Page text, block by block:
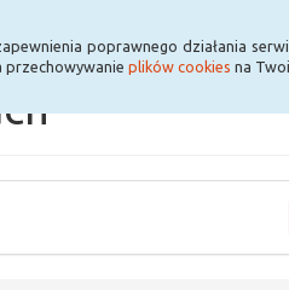
poprawnego działania
przechowywanie plików cookies na